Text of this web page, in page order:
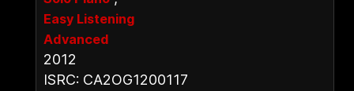
Easy Listening
Advanced
2012
ISRC: CA2OG1200117